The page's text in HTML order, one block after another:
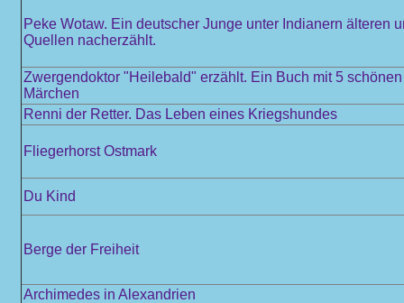
Peke Wotaw. Ein deutscher Junge unter Indianern älteren
Quellen nacherzählt.
Zwergendoktor "Heilebald" erzählt. Ein Buch mit 5
Märchen
Renni der Retter. Das Leben eines Kriegshundes
Fliegerhorst Ostmark
Du Kind
Berge der Freiheit
Archimedes in Alexandrien